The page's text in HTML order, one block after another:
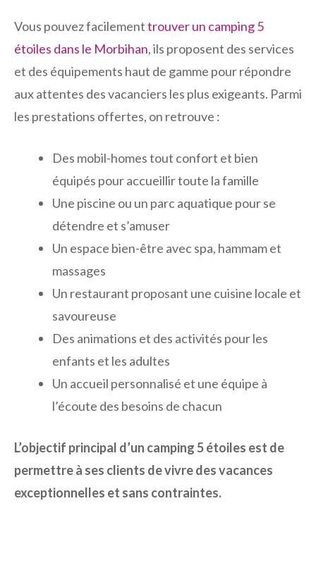
Vous pouvez facilementtrouver un camping 5
étoiles dans le Morbihan, ils proposent des services
et des équipements haut de gamme pour répondre
aux attentes des vacanciers les plus exigeants. Parmi
les prestations offertes, on retrouve :
Des mobil-homes tout confort et bien
équipés pour accueillir toute la famille
Une piscine ou un parc aquatique pour se
détendre et s’amuser
Un espace bien-être avec spa, hammam et
massages
Un restaurant proposant une cuisine locale et
savoureuse
Des animations et des activités pour les
enfants et les adultes
Un accueil personnalisé et une équipe à
l’écoute des besoins de chacun
L’objectif principal d’un camping 5 étoiles est de
permettre à ses clients de vivre des vacances
exceptionnelles et sans contraintes.